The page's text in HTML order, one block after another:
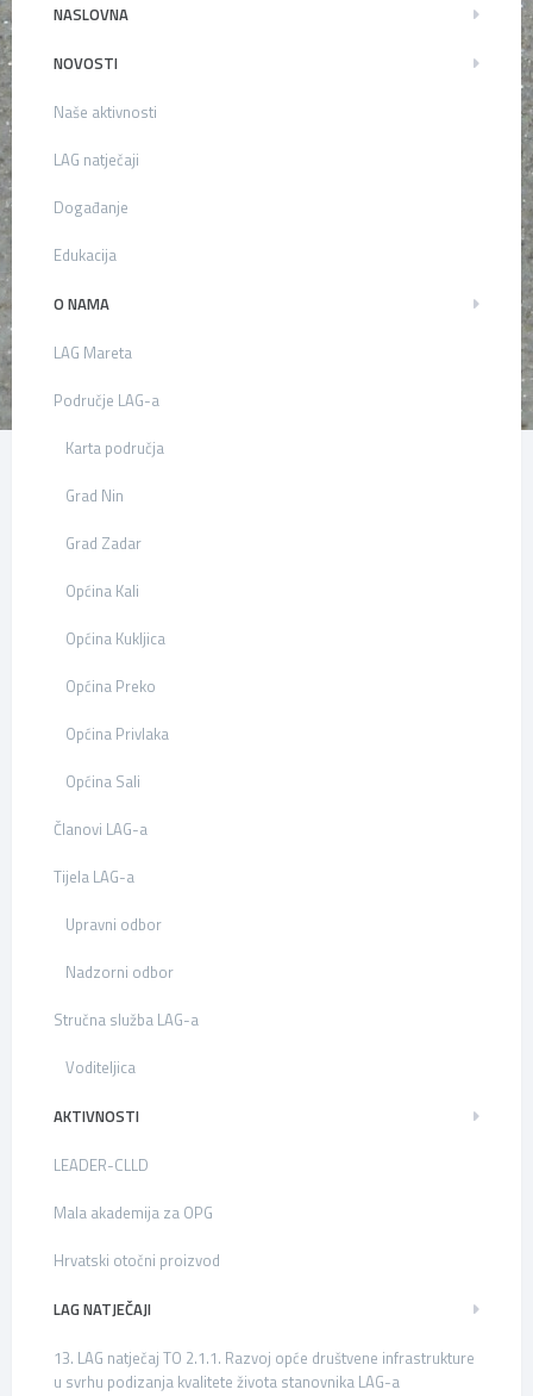
NASLOVNA
NOVOSTI
Naše aktivnosti
LAG natječaji
Događanje
Edukacija
O NAMA
LAG Mareta
Područje LAG-a
Karta područja
Grad Nin
Grad Zadar
Općina Kali
Općina Kukljica
Općina Preko
Općina Privlaka
Općina Sali
Članovi LAG-a
Tijela LAG-a
Upravni odbor
Nadzorni odbor
Stručna služba LAG-a
Voditeljica
AKTIVNOSTI
LEADER-CLLD
Mala akademija za OPG
Hrvatski otočni proizvod
LAG NATJEČAJI
13. LAG natječaj TO 2.1.1. Razvoj opće društvene infrastrukture
u svrhu podizanja kvalitete života stanovnika LAG-a